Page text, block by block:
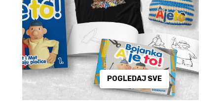
POGLEDAJ SVE